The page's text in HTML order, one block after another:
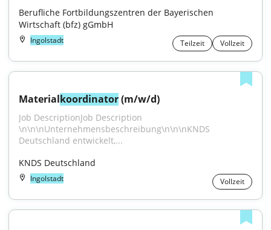
Berufliche Fortbildungszentren der Bayerischen
Wirtschaft (bfz) gGmbH
Ingolstadt Teilzeit Vollzeit
Materialkoordinator (m/w/d)
Job DescriptionJob Description
\n\n\nUnternehmensbeschreibung\n\n\nKNDS
Deutschland entwickelt,...
KNDS Deutschland
Ingolstadt Vollzeit